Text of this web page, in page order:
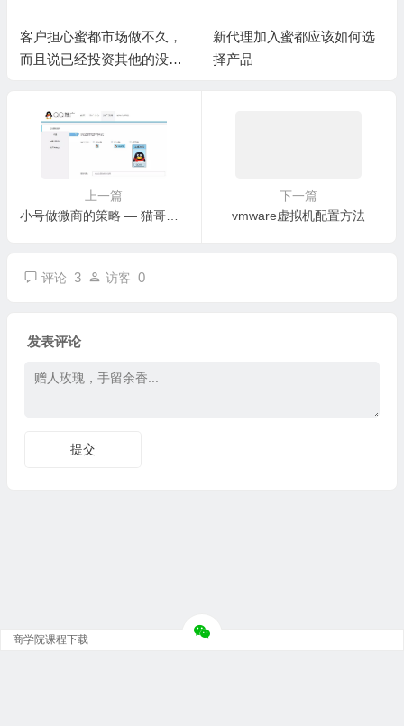
新代理加入蜜都应该如何选
择产品
微信转发信息给好友不显示
最近联系人，微信最近联系
上一篇
小号做微商的策略 — 猫哥大量出售9位太阳QQ号码
下一篇
vmware虚拟机配置方法
评论 3 访客 0
发表评论
商学院课程下载